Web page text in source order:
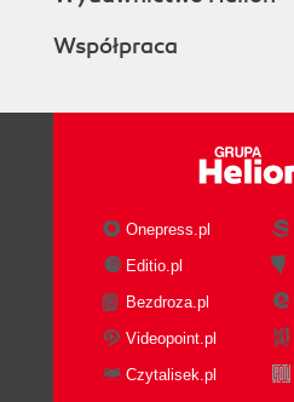
Współpraca
Onepress.pl
Editio.pl
Bezdroza.pl
Videopoint.pl
Czytalisek.pl